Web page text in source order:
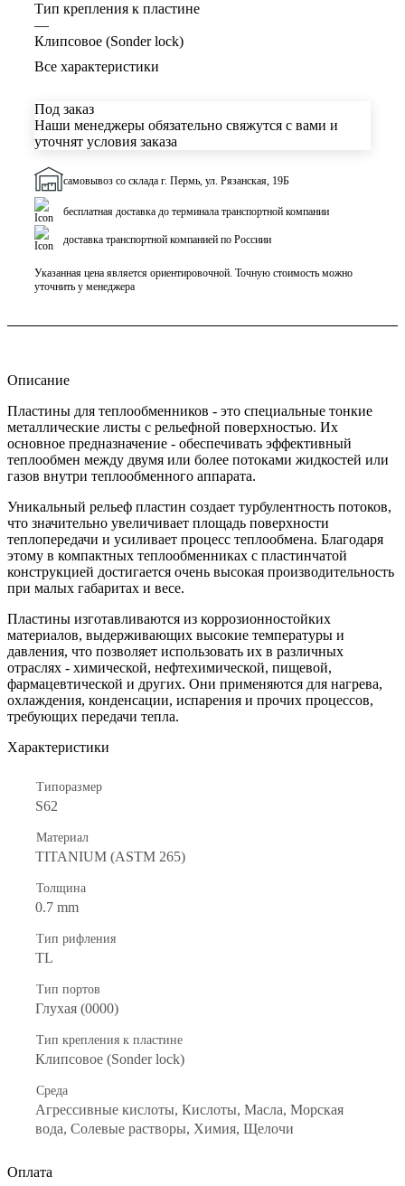
Тип крепления к пластине
—
Клипсовое (Sonder lock)
Все характеристики
Под заказ
Наши менеджеры обязательно свяжутся с вами и
уточнят условия заказа
самовывоз со склада г. Пермь, ул. Рязанская, 19Б
бесплатная доставка до терминала транспортной компании
доставка транспортной компанией по Россиии
Указанная цена является ориентировочной. Точную стоимость можно
уточнить у менеджера
Описание
Пластины для теплообменников - это специальные тонкие
металлические листы с рельефной поверхностью. Их
основное предназначение - обеспечивать эффективный
теплообмен между двумя или более потоками жидкостей или
газов внутри теплообменного аппарата.
Уникальный рельеф пластин создает турбулентность потоков,
что значительно увеличивает площадь поверхности
теплопередачи и усиливает процесс теплообмена. Благодаря
этому в компактных теплообменниках с пластинчатой
конструкцией достигается очень высокая производительность
при малых габаритах и весе.
Пластины изготавливаются из коррозионностойких
материалов, выдерживающих высокие температуры и
давления, что позволяет использовать их в различных
отраслях - химической, нефтехимической, пищевой,
фармацевтической и других. Они применяются для нагрева,
охлаждения, конденсации, испарения и прочих процессов,
требующих передачи тепла.
Характеристики
Типоразмер
S62
Материал
TITANIUM (ASTM 265)
Толщина
0.7 mm
Тип рифления
TL
Тип портов
Глухая (0000)
Тип крепления к пластине
Клипсовое (Sonder lock)
Среда
Агрессивные кислоты, Кислоты, Масла, Морская
вода, Солевые растворы, Химия, Щелочи
Оплата